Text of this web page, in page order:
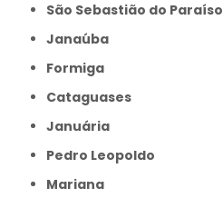
São Sebastião do Paraíso
Janaúba
Formiga
Cataguases
Januária
Pedro Leopoldo
Mariana